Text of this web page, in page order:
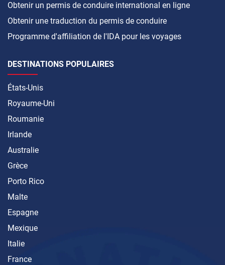
Obtenir un permis de conduire international en ligne
Obtenir une traduction du permis de conduire
Programme d'affiliation de l'IDA pour les voyages
DESTINATIONS POPULAIRES
États-Unis
Royaume-Uni
Roumanie
Irlande
Australie
Grèce
Porto Rico
Malte
Espagne
Mexique
Italie
France